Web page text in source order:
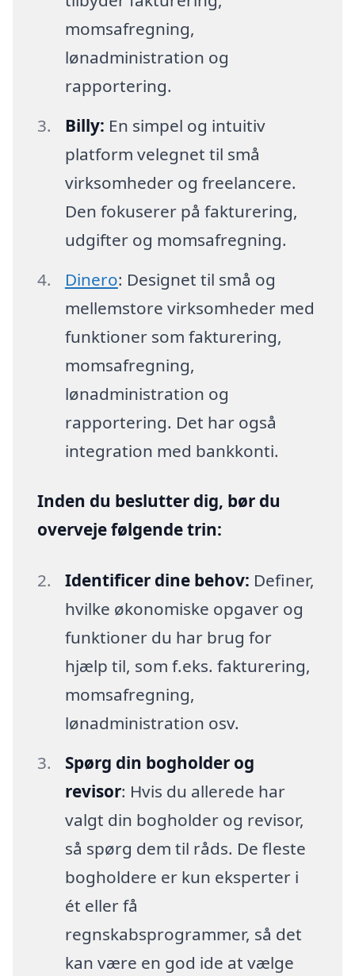
momsafregning,
lønadministration og
rapportering.
Billy: En simpel og intuitiv
platform velegnet til små
virksomheder og freelancere.
Den fokuserer på fakturering,
udgifter og momsafregning.
Dinero: Designet til små og
mellemstore virksomheder med
funktioner som fakturering,
momsafregning,
lønadministration og
rapportering. Det har også
integration med bankkonti.
Inden du beslutter dig, bør du
overveje følgende trin:
Identificer dine behov: Definer,
hvilke økonomiske opgaver og
funktioner du har brug for
hjælp til, som f.eks. fakturering,
momsafregning,
lønadministration osv.
Spørg din bogholder og
revisor: Hvis du allerede har
valgt din bogholder og revisor,
så spørg dem til råds. De fleste
bogholdere er kun eksperter i
ét eller få
regnskabsprogrammer, så det
kan være en god ide at vælge